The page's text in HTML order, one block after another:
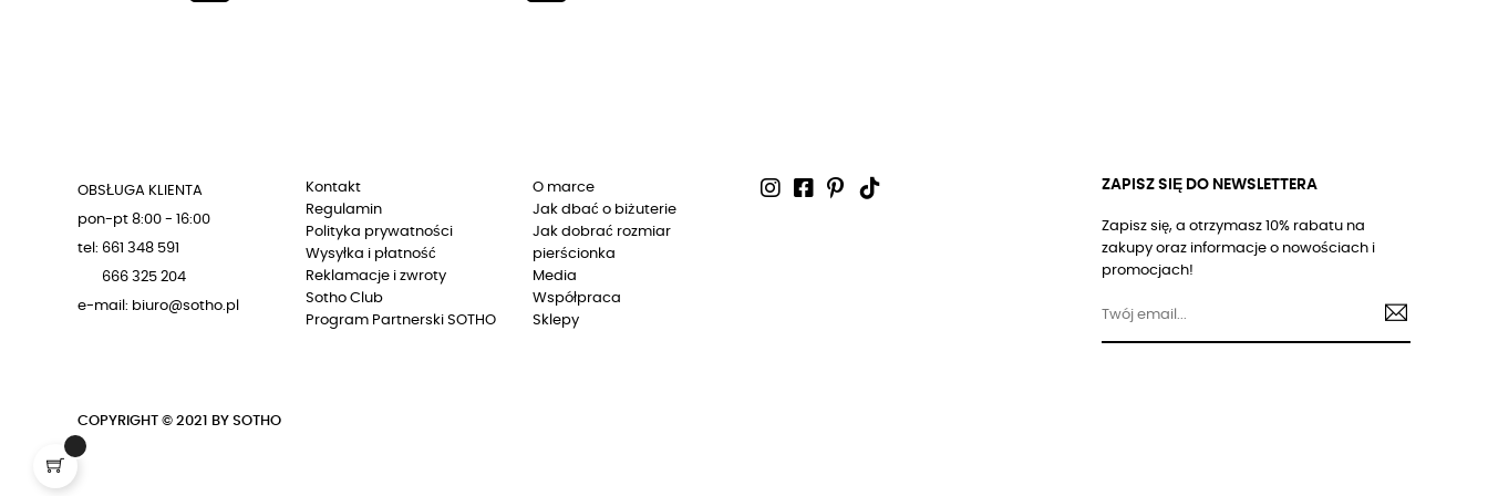
OBSŁUGA KLIENTA
pon-pt 8:00 - 16:00
tel: 661 348 591
666 325 204
e-mail: biuro@sotho.pl
Kontakt
Regulamin
Polityka prywatności
Wysyłka i płatność
Reklamacje i zwroty
Sotho Club
Program Partnerski SOTHO
O marce
Jak dbać o biżuterie
Jak dobrać rozmiar
pierścionka
Media
Współpraca
Sklepy
ZAPISZ SIĘ DO NEWSLETTERA
Zapisz się, a otrzymasz 10% rabatu na
zakupy oraz informacje o nowościach i
promocjach!
COPYRIGHT © 2021 BY SOTHO